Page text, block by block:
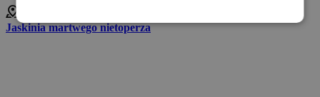
Jaskinia martwego nietoperza